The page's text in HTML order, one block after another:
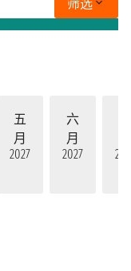
五
月
2027
六
月
2027
筛选